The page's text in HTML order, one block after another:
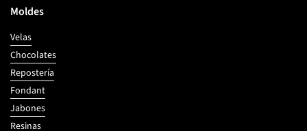
Moldes
Velas
Chocolates
Repostería
Fondant
Jabones
Resinas